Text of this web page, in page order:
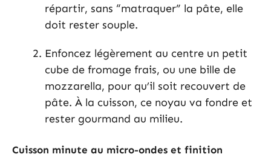
répartir, sans “matraquer” la pâte, elle
doit rester souple.
Enfoncez légèrement au centre un petit
cube de fromage frais, ou une bille de
mozzarella, pour qu’il soit recouvert de
pâte. À la cuisson, ce noyau va fondre et
rester gourmand au milieu.
Cuisson minute au micro-ondes et finition